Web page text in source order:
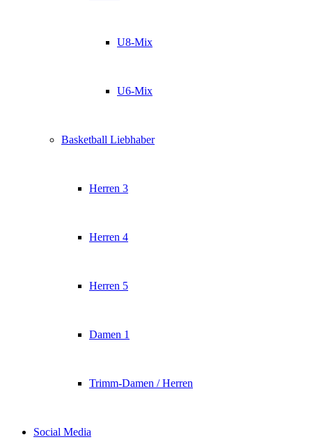
U8-Mix
U6-Mix
Basketball Liebhaber
Herren 3
Herren 4
Herren 5
Damen 1
Trimm-Damen / Herren
Social Media